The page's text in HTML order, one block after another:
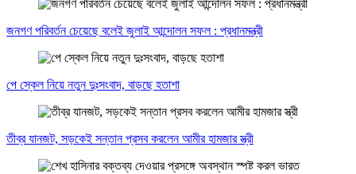
জনগণ পরিবর্তন চেয়েছে বলেই জুলাই আন্দোলন সফল : প্রধানমন্ত্রী
পে স্কেল নিয়ে নতুন দুঃসংবাদ, বাড়ছে হতাশা
তীব্র যানজট, সড়কেই সন্তান প্রসব করলেন আমীর হামজার স্ত্রী